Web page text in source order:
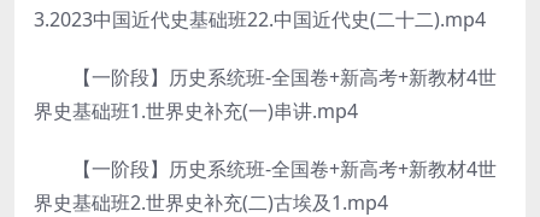
3.2023中国近代史基础班22.中国近代史(二十二).mp4
【一阶段】历史系统班-全国卷+新高考+新教材4世
界史基础班1.世界史补充(一)串讲.mp4
【一阶段】历史系统班-全国卷+新高考+新教材4世
界史基础班2.世界史补充(二)古埃及1.mp4